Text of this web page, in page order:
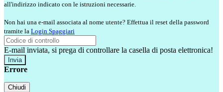
all'indirizzo indicato con le istruzioni necessarie.
Non hai una e-mail associata al nome utente? Effettua il reset della password
tramite la Login Spaggiari
E-mail inviata, si prega di controllare la casella di posta elettronica!
Errore
Chiudi